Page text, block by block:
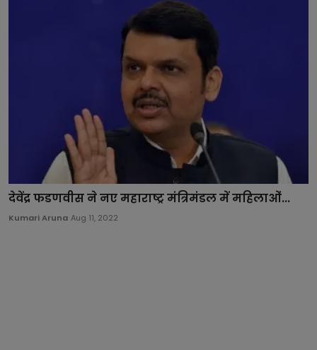
देवेंद्र फडणवीस ने नए महाराष्ट्र मंत्रिमंडल में महिलाओं...
Kumari Aruna Aug 11, 2022